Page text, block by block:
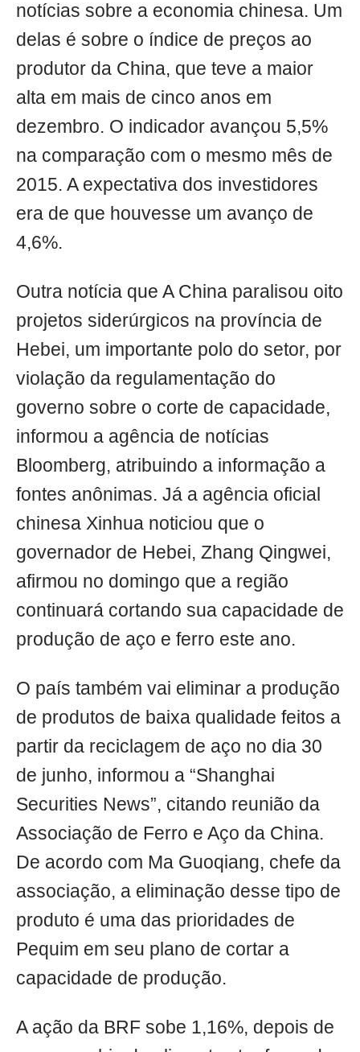
notícias sobre a economia chinesa. Um
delas é sobre o índice de preços ao
produtor da China, que teve a maior
alta em mais de cinco anos em
dezembro. O indicador avançou 5,5%
na comparação com o mesmo mês de
2015. A expectativa dos investidores
era de que houvesse um avanço de
4,6%.
Outra notícia que A China paralisou oito
projetos siderúrgicos na província de
Hebei, um importante polo do setor, por
violação da regulamentação do
governo sobre o corte de capacidade,
informou a agência de notícias
Bloomberg, atribuindo a informação a
fontes anônimas. Já a agência oficial
chinesa Xinhua noticiou que o
governador de Hebei, Zhang Qingwei,
afirmou no domingo que a região
continuará cortando sua capacidade de
produção de aço e ferro este ano.
O país também vai eliminar a produção
de produtos de baixa qualidade feitos a
partir da reciclagem de aço no dia 30
de junho, informou a “Shanghai
Securities News”, citando reunião da
Associação de Ferro e Aço da China.
De acordo com Ma Guoqiang, chefe da
associação, a eliminação desse tipo de
produto é uma das prioridades de
Pequim em seu plano de cortar a
capacidade de produção.
A ação da BRF sobe 1,16%, depois de